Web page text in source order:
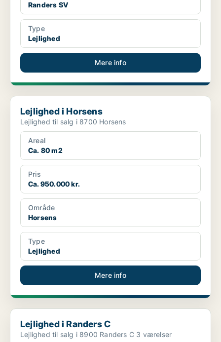
Randers SV
Type
Lejlighed
Mere info
Lejlighed i Horsens
Lejlighed i Horsens
Lejlighed til salg i 8700 Horsens
Areal
Ca. 80 m2
Pris
Ca. 950.000 kr.
Område
Horsens
Type
Lejlighed
Mere info
Lejlighed i Randers C
Lejlighed i Randers C
Lejlighed til salg i 8900 Randers C 3 værelser